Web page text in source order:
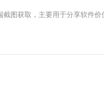
图获取，主要用于分享软件价